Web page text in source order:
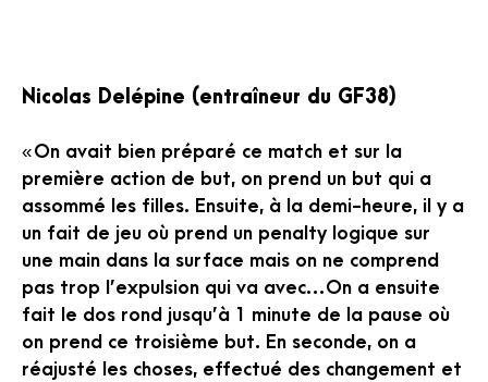
Nicolas Delépine (entraîneur du GF38)
« On avait bien préparé ce match et sur la
première action de but, on prend un but qui a
assommé les filles. Ensuite, à la demi-heure, il y a
un fait de jeu où prend un penalty logique sur
une main dans la surface mais on ne comprend
pas trop l’expulsion qui va avec…On a ensuite
fait le dos rond jusqu’à 1 minute de la pause où
on prend ce troisième but. En seconde, on a
réajusté les choses, effectué des changement et